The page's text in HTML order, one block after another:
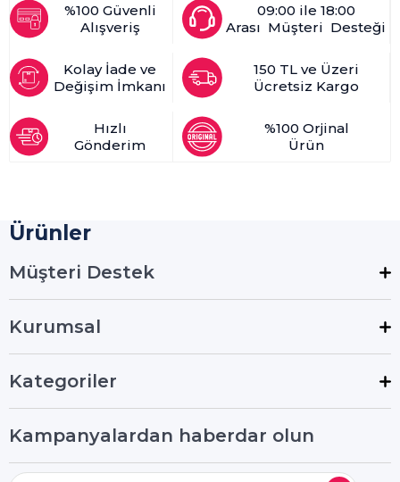
%100 Güvenli
Alışveriş
09:00 ile 18:00
Arası Müşteri Desteği
Kolay İade ve
Değişim İmkanı
150 TL ve Üzeri
Ücretsiz Kargo
Hızlı
Gönderim
%100 Orjinal
Ürün
Ürünler
Müşteri Destek
Kurumsal
Kategoriler
Kampanyalardan haberdar olun